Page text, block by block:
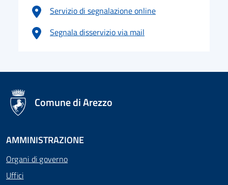
Servizio di segnalazione online
Segnala disservizio via mail
logo Unione Europea
Comune di Arezzo
AMMINISTRAZIONE
Organi di governo
Uffici